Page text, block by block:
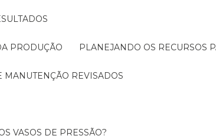
PRODUÇÃO PLANEJANDO OS RECURSOS
MANUTENÇÃO REVISADOS
VASOS DE PRESSÃO?